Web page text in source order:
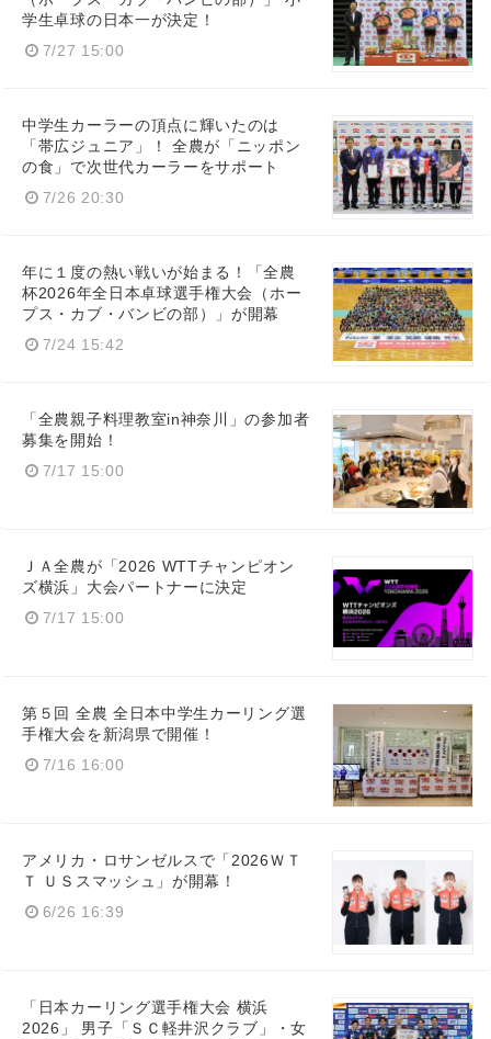
学生卓球の日本一が決定！
7/27 15:00
中学生カーラーの頂点に輝いたのは
「帯広ジュニア」！ 全農が「ニッポン
の食」で次世代カーラーをサポート
7/26 20:30
年に１度の熱い戦いが始まる！「全農
杯2026年全日本卓球選手権大会（ホー
プス・カブ・バンビの部）」が開幕
7/24 15:42
「全農親子料理教室in神奈川」の参加者
募集を開始！
7/17 15:00
ＪＡ全農が「2026 WTTチャンピオン
ズ横浜」大会パートナーに決定
7/17 15:00
第５回 全農 全日本中学生カーリング選
手権大会を新潟県で開催！
7/16 16:00
アメリカ・ロサンゼルスで「2026ＷＴ
Ｔ ＵＳスマッシュ」が開幕！
6/26 16:39
「日本カーリング選手権大会 横浜
2026」 男子「ＳＣ軽井沢クラブ」・女